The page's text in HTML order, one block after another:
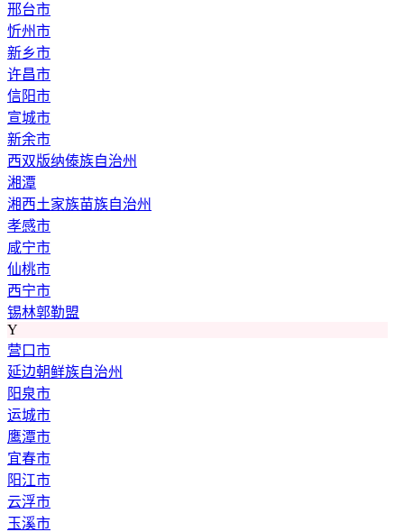
邢台市
忻州市
新乡市
许昌市
信阳市
宣城市
新余市
西双版纳傣族自治州
湘潭
湘西土家族苗族自治州
孝感市
咸宁市
仙桃市
西宁市
锡林郭勒盟
Y
营口市
延边朝鲜族自治州
阳泉市
运城市
鹰潭市
宜春市
阳江市
云浮市
玉溪市